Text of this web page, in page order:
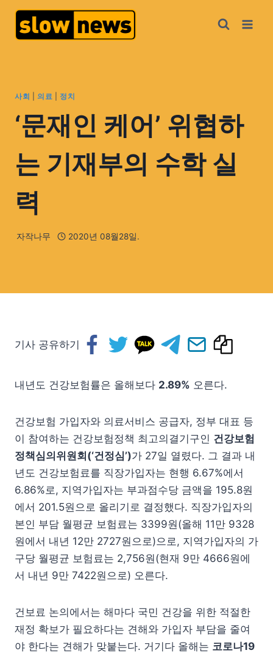
사회 의료 정치
‘문재인 케어’ 위협하
는 기재부의 수학 실
력
자작나무 2020년 08월28일.
기사 공유하기
내년도 건강보험률은 올해보다 2.89% 오른다.
건강보험 가입자와 의료서비스 공급자, 정부 대표 등
이 참여하는 건강보험정책 최고의결기구인 건강보험
정책심의위원회(‘건정심’)가 27일 열렸다. 그 결과 내
년도 건강보험료를 직장가입자는 현행 6.67%에서
6.86%로, 지역가입자는 부과점수당 금액을 195.8원
에서 201.5원으로 올리기로 결정했다. 직장가입자의
본인 부담 월평균 보험료는 3399원(올해 11만 9328
원에서 내년 12만 2727원으로)으로, 지역가입자의 가
구당 월평균 보험료는 2,756원(현재 9만 4666원에
서 내년 9만 7422원으로) 오른다.
건보료 논의에서는 해마다 국민 건강을 위한 적절한
재정 확보가 필요하다는 견해와 가입자 부담을 줄여
야 한다는 견해가 맞붙는다. 거기다 올해는 코로나19